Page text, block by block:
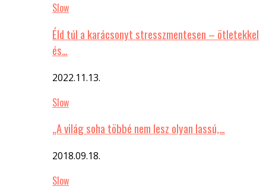
Slow
Éld túl a karácsonyt stresszmentesen – ötletekkel
és…
2022.11.13.
Slow
„A világ soha többé nem lesz olyan lassú,…
2018.09.18.
Slow